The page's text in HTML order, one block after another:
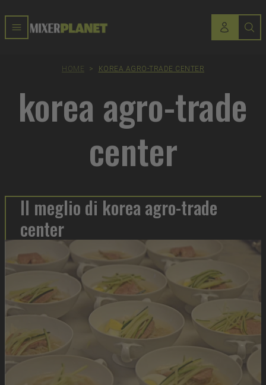
HOME > KOREA AGRO-TRADE CENTER
korea agro-trade
center
Il meglio di korea agro-trade
center